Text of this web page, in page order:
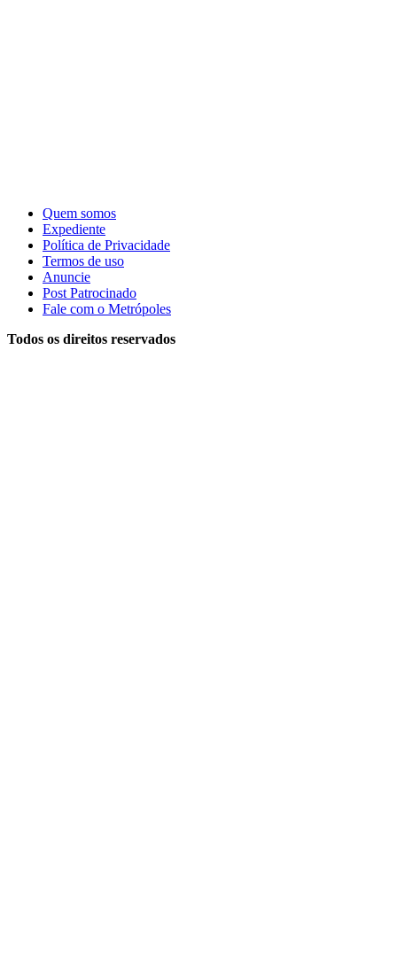
Quem somos
Expediente
Política de Privacidade
Termos de uso
Anuncie
Post Patrocinado
Fale com o Metrópoles
Todos os direitos reservados